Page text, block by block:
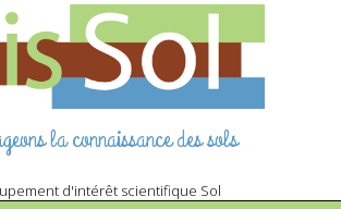
la connaissance des sols
d'intérêt scientifique Sol